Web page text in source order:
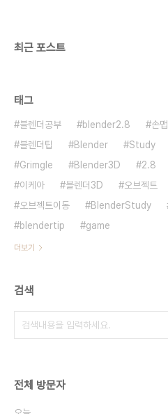
최근 포스트
태그
블렌더공부 blender2.8 손맵
블렌더팁
Blender Study
Grimgle
Blender3D 2.8
이케아
블렌더3D 오브젝트
오브젝트이동
BlenderStudy
blendertip
game
더보기
검색
전체 방문자